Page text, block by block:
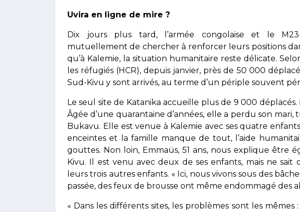
Uvira en ligne de mire ?
Dix jours plus tard, l’armée congolaise et le
mutuellement de chercher à renforcer leurs positions
qu’à Kalemie, la situation humanitaire reste délicate.
les réfugiés (HCR), depuis janvier, près de 50 000
Sud-Kivu y sont arrivés, au terme d’un périple souvent
Le seul site de Katanika accueille plus de 9 000
Âgée d’une quarantaine d’années, elle a perdu son mari,
Bukavu. Elle est venue à Kalemie avec ses quatre
enceintes et la famille manque de tout, l’aide
gouttes. Non loin, Emmaüs, 51 ans, nous explique être
Kivu. Il est venu avec deux de ses enfants, mais ne
leurs trois autres enfants. « Ici, nous vivons sous des
passée, des feux de brousse ont même endommagé des
« Dans les différents sites, les problèmes sont les